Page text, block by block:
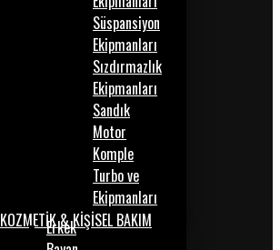
Süspansiyon
Ekipmanları
Sızdırmazlık
Ekipmanları
Sandık
Motor
Komple
Turbo ve
Ekipmanları
KOZMETİK & KİŞİSEL BAKIM
Erkek